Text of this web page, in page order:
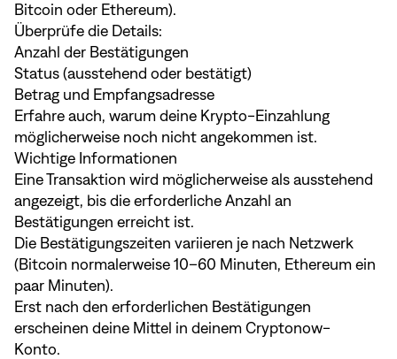
Bitcoin oder Ethereum).
Überprüfe die Details:
Anzahl der Bestätigungen
Status (ausstehend oder bestätigt)
Betrag und Empfangsadresse
Erfahre auch, warum deine Krypto-Einzahlung
möglicherweise noch nicht angekommen ist.
Wichtige Informationen
Eine Transaktion wird möglicherweise als ausstehend
angezeigt, bis die erforderliche Anzahl an
Bestätigungen erreicht ist.
Die Bestätigungszeiten variieren je nach Netzwerk
(Bitcoin normalerweise 10–60 Minuten, Ethereum ein
paar Minuten).
Erst nach den erforderlichen Bestätigungen
erscheinen deine Mittel in deinem Cryptonow-
Konto.